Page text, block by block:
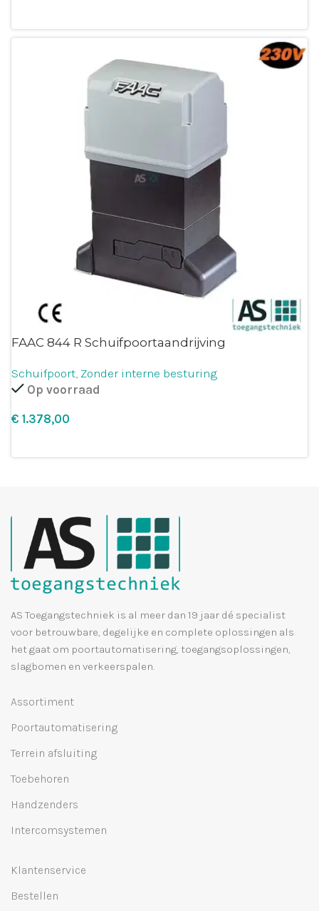
FAAC 844 R Schuifpoortaandrijving
Schuifpoort, Zonder interne besturing
Op voorraad
€
AS Toegangstechniek is al meer dan 19 jaar dé specialist
voor betrouwbare, degelijke en complete oplossingen als
het gaat om poortautomatisering, toegangsoplossingen,
slagbomen en verkeerspalen.
Assortiment
Poortautomatisering
Terrein afsluiting
Toebehoren
Handzenders
Intercomsystemen
Klantenservice
Bestellen